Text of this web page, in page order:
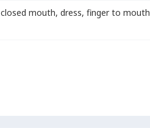
closed mouth, dress, finger to mouth